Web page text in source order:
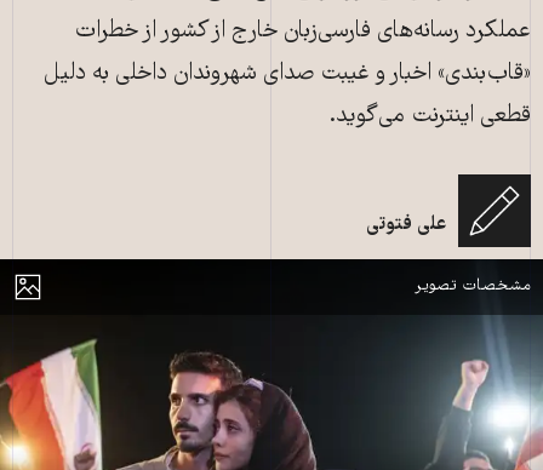
عملکرد رسانه‌های فارسی‌زبان خارج از کشور از خطرات
«قاب‌بندی» اخبار و غیبت صدای شهروندان داخلی به دلیل
قطعی اینترنت می‌گوید.
علی فتوتی
نمایش
مشخصات تصویر
تهران، ایران، 19 فروردین ۱۴۰۵ (عکس از مرتضی نیکوبزل / نورفوتو از طریق AFP)